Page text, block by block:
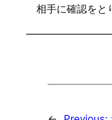
相手に確認をと